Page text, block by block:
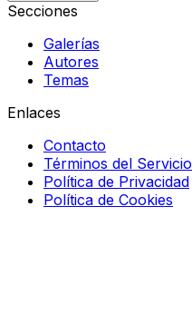
Secciones
Galerías
Autores
Temas
Enlaces
Contacto
Términos del Servicio
Política de Privacidad
Política de Cookies